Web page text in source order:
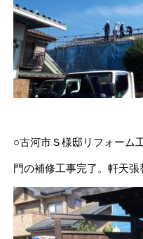
○古河市Ｓ様邸リフォーム
門の補修工事完了。軒天